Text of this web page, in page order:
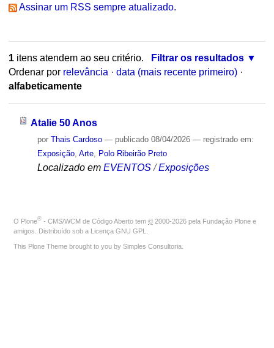
Assinar um RSS sempre atualizado.
1itens atendem ao seu critério.
Filtrar os resultados
Ordenar por relevância · data (mais recente primeiro) ·
alfabeticamente
Atalie 50 Anos
por Thais Cardoso — publicado08/04/2026 — registrado em:
Exposição, Arte, Polo Ribeirão Preto
Localizado em EVENTOS /Exposições
O Plone® - CMS/WCM de Código Aberto tem © 2000-2026 pela Fundação Plone e
amigos. Distribuído sob a Licença GNU GPL
This Plone Theme brought to you by Simples Consultoria